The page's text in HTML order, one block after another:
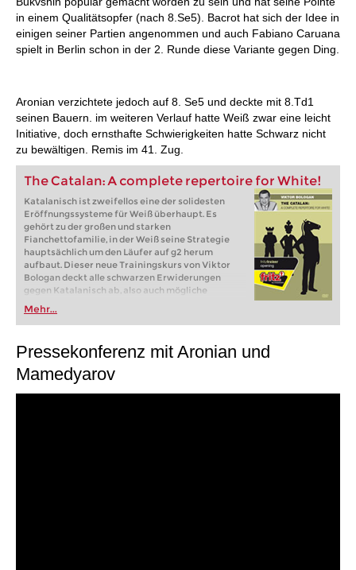
in einem Qualitätsopfer (nach 8.Se5). Bacrot hat sich der Idee in
einigen seiner Partien angenommen und auch Fabiano Caruana
spielt in Berlin schon in der 2. Runde diese Variante gegen Ding.
Aronian verzichtete jedoch auf 8. Se5 und deckte mit 8.Td1
seinen Bauern. im weiteren Verlauf hatte Weiß zwar eine leicht
Initiative, doch ernsthafte Schwierigkeiten hatte Schwarz nicht
zu bewältigen. Remis im 41. Zug.
The Catalan: A complete repertoire for White!
Katalanisch ist zweifellos eine der solidesten
Eröffnungssysteme für Weiß überhaupt. Es
gehört zu der großen und starken
Fianchettofamilie, in der Weiß seine Strategie
hauptsächlich um den Läufer auf g2 herum
aufbaut. Dieser neue Trainingskurs von Viktor
Bologan deckt alle schwarzen Erwiderungen
gegen Katalanisch ab, also auch mögliche
Übergänge zu anderen Eröffnungen wie der
Tarrasch-Verteidigung oder zu Damenindisch.
Mehr...
Pressekonferenz mit Aronian und
Mamedyarov